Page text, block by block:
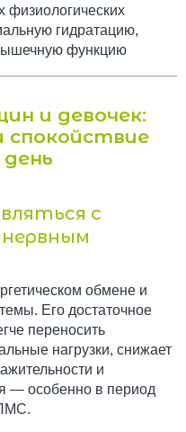
физиологических
гидратацию,
функцию
и девочек:
спокойствие
с
обмене и
Его достаточное
переносить
нагрузки, снижает
и
— особенно в период